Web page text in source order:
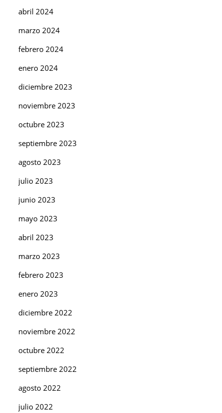
abril 2024
marzo 2024
febrero 2024
enero 2024
diciembre 2023
noviembre 2023
octubre 2023
septiembre 2023
agosto 2023
julio 2023
junio 2023
mayo 2023
abril 2023
marzo 2023
febrero 2023
enero 2023
diciembre 2022
noviembre 2022
octubre 2022
septiembre 2022
agosto 2022
julio 2022